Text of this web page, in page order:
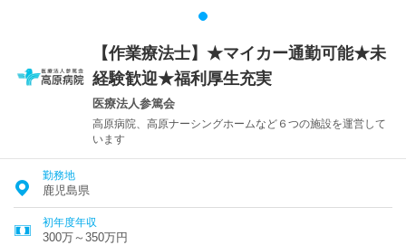
【作業療法士】★マイカー通勤可能★未
経験歓迎★福利厚生充実
医療法人参篤会
高原病院、高原ナーシングホームなど６つの施設を運営して
います
勤務地
鹿児島県
初年度年収
300万～350万円